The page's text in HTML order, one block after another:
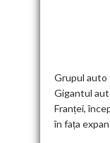
k
Grupul auto
Gigantul
Franței,
în fața